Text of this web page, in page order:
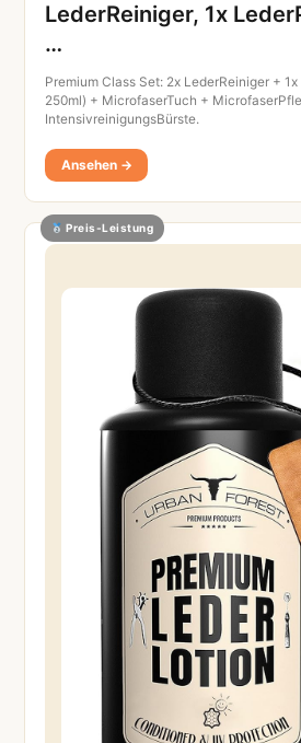
LederReiniger, 1x
…
Premium Class Set: 2x LederReiniger +
250ml) + MicrofaserTuch +
IntensivreinigungsBürste.
Ansehen →
Preis-Leistung